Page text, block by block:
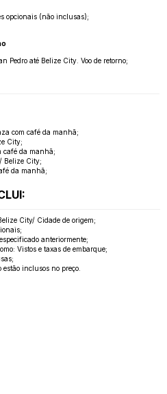
com café da manhã;
City;
café da manhã;
Belize City;
da manhã;
City/ Cidade de origem;
anteriormente;
Vistos e taxas de embarque;
inclusos no preço.
opcionais (não inclusas);
Pedro até Belize City. Voo de retorno;